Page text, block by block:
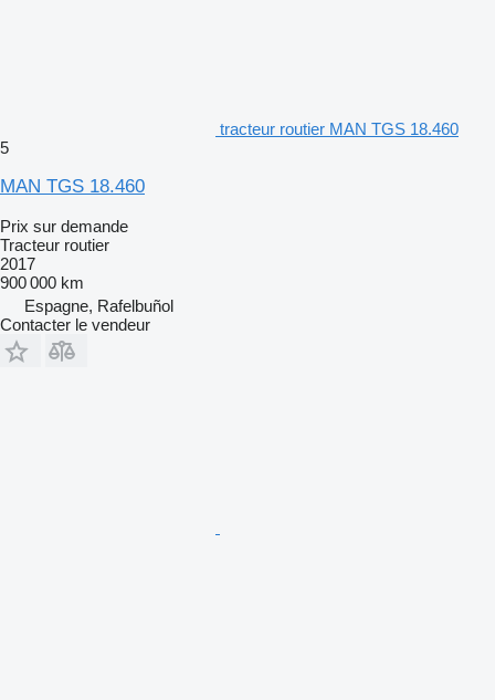
tracteur routier MAN TGS 18.460
5
MAN TGS 18.460
Prix sur demande
Tracteur routier
2017
900 000 km
Espagne, Rafelbuñol
Contacter le vendeur